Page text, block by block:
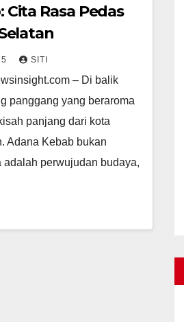
Rasa Pedas
SITI
– Di balik
panggang yang beraroma
panjang dari kota
Adana Kebab bukan
adalah perwujudan budaya,